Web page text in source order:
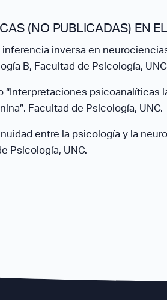
(NO PUBLICADAS) EN
inversa en
B, Facultad de Psicología,
“Interpretaciones psicoanalíticas
Facultad de Psicología, UNC.
entre la psicología y la
Psicología, UNC.